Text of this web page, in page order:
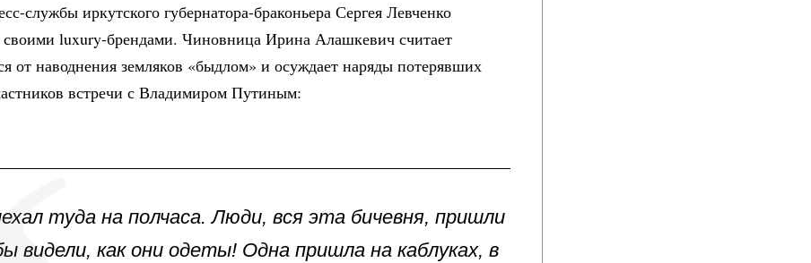
службы иркутского губернатора-браконьера Сергея Левченко
своими luxury-брендами. Чиновница Ирина Алашкевич считает
от наводнения земляков «быдлом» и осуждает наряды потерявших
встречи с Владимиром Путиным:
туда на полчаса. Люди, вся эта бичевня, пришли
видели, как они одеты! Одна пришла на каблуках, в